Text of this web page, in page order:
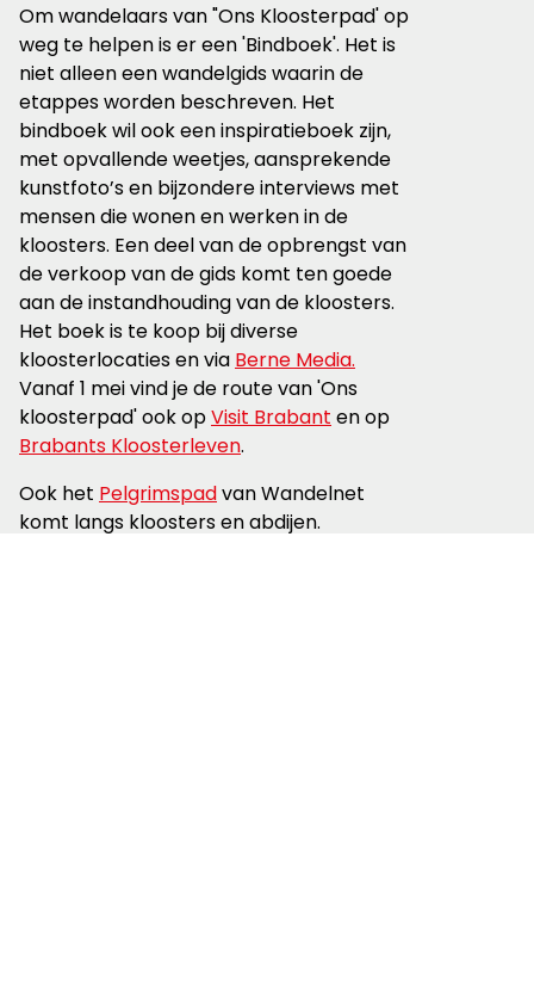
Om wandelaars van "Ons Kloosterpad'op
weg te helpen is er een 'Bindboek'. Het is
niet alleen een wandelgids waarin de
etappes worden beschreven. Het
bindboek wil ook een inspiratieboek zijn,
met opvallende weetjes, aansprekende
kunstfoto’s en bijzondere interviews met
mensen die wonen en werken in de
kloosters. Een deel van de opbrengst van
de verkoop van de gids komt ten goede
aan de instandhouding van de kloosters.
Het boek is te koop bij diverse
kloosterlocaties en via Berne Media.
Vanaf 1 meivind je de route van 'Ons
kloosterpad' ook opVisit Brabant en op
Brabants Kloosterleven.
Ook het Pelgrimspadvan Wandelnet
komt langs kloosters en abdijen.